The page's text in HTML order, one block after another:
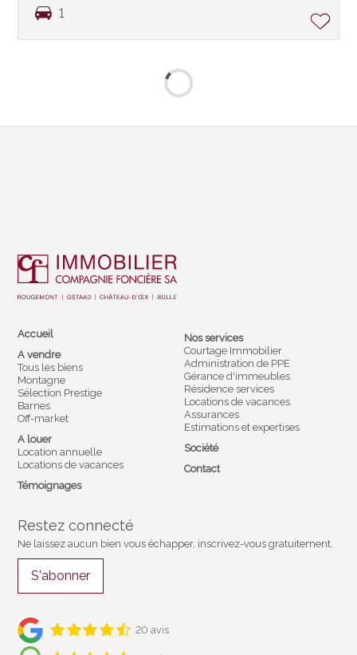
1
Accueil
A vendre
Tous les biens
Montagne
Sélection Prestige
Barnes
Off-market
A louer
Location annuelle
Locations de vacances
Témoignages
Nos services
Courtage Immobilier
Administration de PPE
Gérance d'immeubles
Résidence services
Locations de vacances
Assurances
Estimations et expertises
Société
Contact
Restez connecté
Ne laissez aucun bien vous échapper, inscrivez-vous gratuitement.
S'abonner
20 avis